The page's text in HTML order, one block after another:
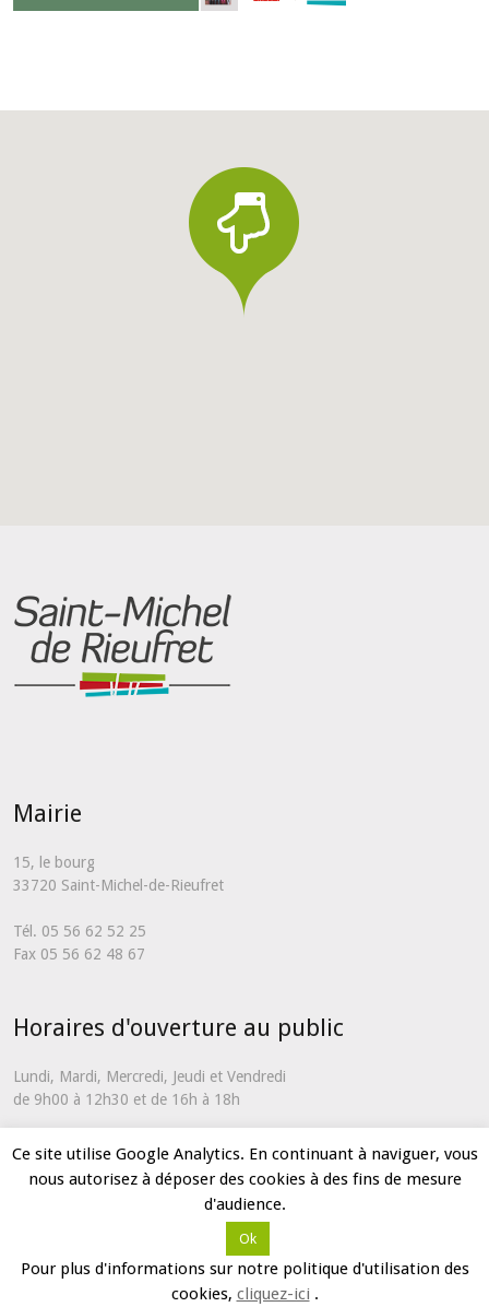
Mairie
15, le bourg
33720 Saint-Michel-de-Rieufret
Tél. 05 56 62 52 25
Fax 05 56 62 48 67
Horaires d'ouverture au public
Lundi, Mardi, Mercredi, Jeudi et Vendredi
de 9h00 à 12h30 et de 16h à 18h
En dehors de ces horaires et uniquement en cas d'urgence, vous
pouvez nous contacter via notre
formulaire de contact
Partenaires Mentions légales Plan du site
Contact
2017 © Mairie de Saint-Michel-de-Rieufret
Ce site utilise Google Analytics. En continuant à naviguer, vous
nous autorisez à déposer des cookies à des fins de mesure
d'audience.
Ok
Pour plus d'informations sur notre politique d'utilisation des
cookies, cliquez-ici .